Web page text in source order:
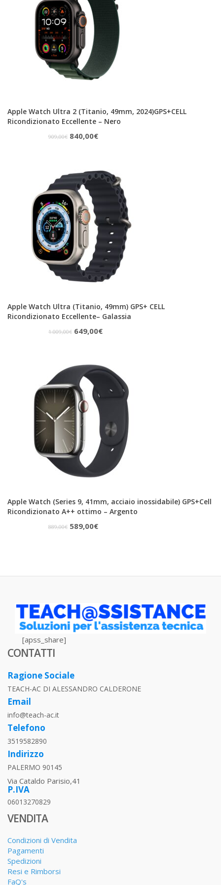
Apple Watch Ultra 2 (Titanio, 49mm, 2024)GPS+CELL
Ricondizionato Eccellente – Nero
909,00€ Il
era:
909,00€.
840,00€Il
è:
840,00€.
Apple Watch Ultra (Titanio, 49mm) GPS+ CELL
Ricondizionato Eccellente– Galassia
1.009,00€ Il
era:
1.009,00€.
649,00€Il
è:
649,00€.
Apple Watch (Series 9, 41mm, acciaio inossidabile) GPS+Cell
Ricondizionato A++ ottimo – Argento
889,00€ Il
589,00€Il
[apss_share]
CONTATTI
Ragione Sociale
TEACH-AC DI ALESSANDRO CALDERONE
Email
info@teach-ac.it
Telefono
3519582890
Indirizzo
PALERMO 90145
Via Cataldo Parisio,41
P.IVA
06013270829
VENDITA
Condizioni di Vendita
Pagamenti
Spedizioni
Resi e Rimborsi
FaQ's